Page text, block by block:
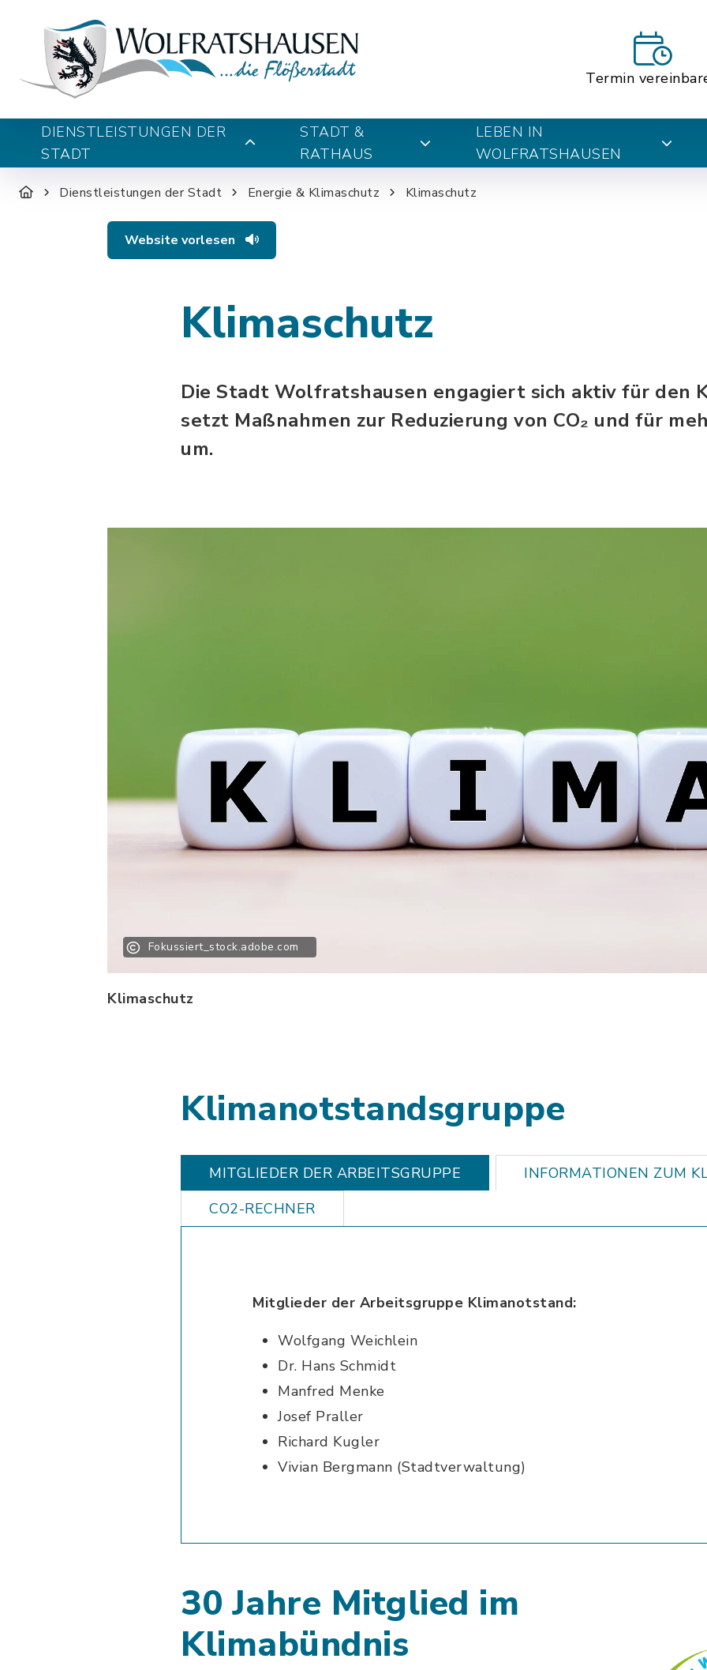
Termin
DIENSTLEISTUNGEN DER
STADT
STADT &
RATHAUS
LEBEN IN
WOLFRATSHAUSEN
Dienstleistungen der Stadt Energie & Klimaschutz Klimaschutz
Website vorlesen
Klimaschutz
Die Stadt Wolfratshausen engagiert sich aktiv für den
setzt Maßnahmen zur Reduzierung von CO₂ und für
um.
Fokussiert_stock.adobe.com
Klimaschutz
Klimanotstandsgruppe
MITGLIEDER DER ARBEITSGRUPPE
INFORMATIONEN ZUM
CO2-RECHNER
Mitglieder der Arbeitsgruppe Klimanotstand:
Wolfgang Weichlein
Dr. Hans Schmidt
Manfred Menke
Josef Praller
Richard Kugler
Vivian Bergmann (Stadtverwaltung)
30 Jahre Mitglied im
Klimabündnis